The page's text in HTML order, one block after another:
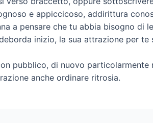
e appiccicoso, addirittura
a pensare che tu abbia bisogno di
inizio, la sua attrazione per te
pubblico, di nuovo
anche ordinare ritrosia.